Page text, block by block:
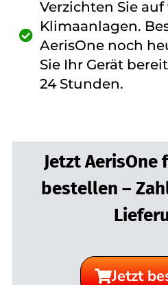
Verzichten Sie
Klimaanlagen.
AerisOne noch
Sie Ihr Gerät
24 Stunden.
Jetzt AerisOne
bestellen –
Jetzt